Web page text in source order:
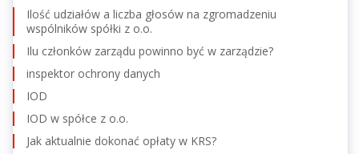
Ilość udziałów a liczba głosów na zgromadzeniu
wspólników spółki z o.o.
Ilu członków zarządu powinno być w zarządzie?
inspektor ochrony danych
IOD
IOD w spółce z o.o.
Jak aktualnie dokonać opłaty w KRS?